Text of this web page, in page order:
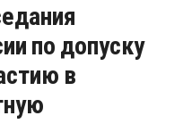
по допуску
в